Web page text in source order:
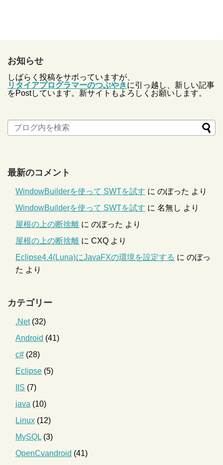
お知らせ
しばらく投稿をサボっていますが、
リタイアプログラマーのつぶやきに引っ越し、新しい記事
をPostしています。新サイトもよろしくお願いします。
最新のコメント
WindowBuilderを使って SWTを試す に のぼった より
WindowBuilderを使って SWTを試す に 名無し より
屋根の上の断捨離 に のぼった より
屋根の上の断捨離 に CXQ より
Eclipse4.4(Luna)にJavaFXの環境を設定する に のぼっ
た より
カテゴリー
.Net(32)
Android (41)
c# (28)
Eclipse (5)
IIS (7)
java (10)
Linux (12)
MySQL (3)
OpenCvandroid (41)